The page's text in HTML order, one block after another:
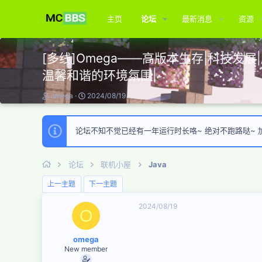
主页 论坛 最新消息 资源
[多线]Omega——高版本生存|科技发展|
温馨和谐的环境氛围|
主
题
发
起
人
omega
开
始
时
2024/08/19
论坛不知不觉已经有一年运行时长咯~ 绝对不跑路哒~
论坛 联机小屋 Java
上一主题 下一主题
O
omega
New member
2024/08/19